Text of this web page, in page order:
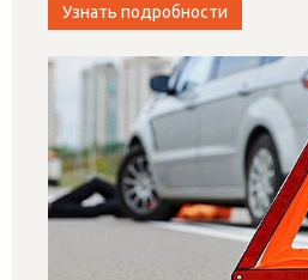
Узнать подробности